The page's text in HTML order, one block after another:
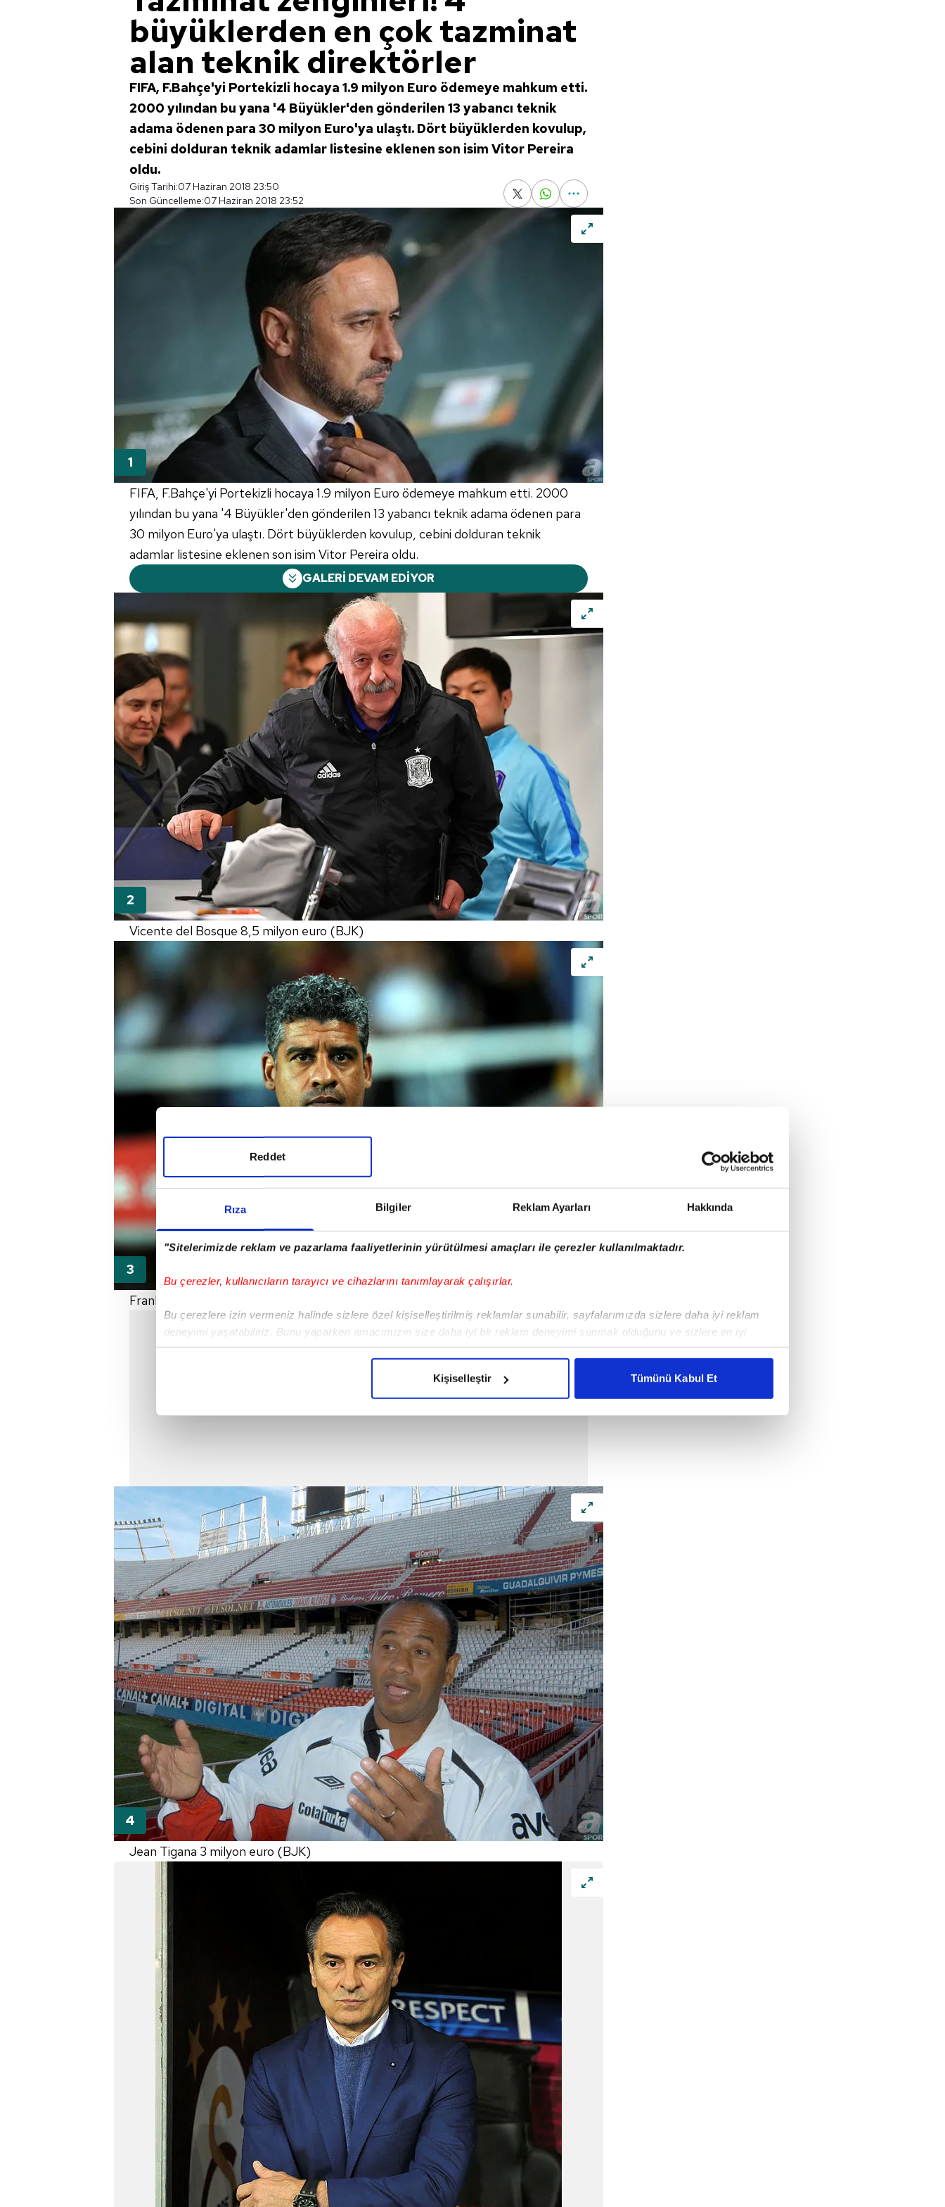
Rıza Bilgiler Reklam Ayarları Hakkında
"Sitelerimizde reklam ve pazarlama faaliyetlerinin yürütülmesi amaçları ile çerezler kullanılmaktadır.
Bu çerezler, kullanıcıların tarayıcı ve cihazlarını tanımlayarak çalışırlar.
Bu çerezlere izin vermeniz halinde sizlere özel kişiselleştirilmiş reklamlar sunabilir, sayfalarımızda sizlere daha iyi reklam
deneyimi yaşatabiliriz. Bunu yaparken amacımızın size daha iyi bir reklam deneyimi sunmak olduğunu ve sizlere en iyi
içerikleri sunabilmek adına elimizden gelen çabayı gösterdiğimizi ve bu noktada, reklamların maliyetlerimizi karşılamak
Her halükârda, kullanıcılar, bu çerezlere izin vermedikleri takdirde, kullanıcılara hedefli reklamlar gösterilmeyecektir."
Çerezlere ilişkin tercihlerinizi aşağıda yer alan panel vasıtasıyla belirleyebilirsiniz. Çerezlere ilişkin detaylı bilgi için Ayarlar
butonuna tıklayabilir,Çerez Bilgilendirme Metnimiziziyaret edebilirsiniz.
6698 sayılı Kişisel Verilerin Korunması Kanunu uyarınca hazırlanmış Aydınlatma Metnimizi okumak ve sitemizde ilgili
mevzuata uygun olarak kullanılan çerezlerle ilgili bilgi almak için lütfentıklayınız.
Reddet
Kişiselleştir Tümünü Kabul Et
büyüklerden en çok tazminat
alan teknik direktörler
FIFA, F.Bahçe'yi Portekizli hocaya 1.9 milyon Euro ödemeye mahkum etti.
2000 yılından bu yana '4 Büyükler'den gönderilen 13 yabancı teknik
adama ödenen para 30 milyon Euro'ya ulaştı. Dört büyüklerden kovulup,
cebini dolduran teknik adamlar listesine eklenen son isim Vitor Pereira
oldu.
Giriş Tarihi:07 Haziran 2018 23:50
Son Güncelleme:07 Haziran 2018 23:52
FIFA, F.Bahçe'yi Portekizli hocaya 1.9 milyon Euro ödemeye mahkum etti. 2000
yılından bu yana '4 Büyükler'den gönderilen 13 yabancı teknik adama ödenen para
30 milyon Euro'ya ulaştı. Dört büyüklerden kovulup, cebini dolduran teknik
adamlar listesine eklenen son isim Vitor Pereira oldu.
GALERİ DEVAM EDİYOR
Vicente del Bosque 8,5 milyon euro (BJK)
Frank Rijkaard 3 milyon euro (GS)
Jean Tigana 3 milyon euro (BJK)